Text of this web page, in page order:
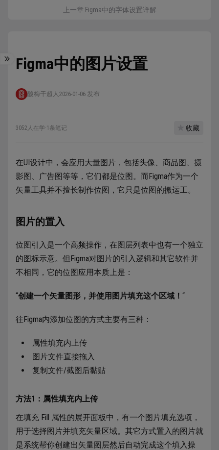
上一章 Figma中的字体设置详解
Figma中的图片设置
酸梅干超人 2026-01-06 发布
3052人在学·1条笔记 收藏
在UI设计中，会应用大量图片，包括头像、商品图、摄
影图、广告图等等，它们都是位图。而Figma作为一个
矢量工具并不擅长制作位图，它只是位图的搬运工。
图片的置入
位图引入是一个高频操作，在图层列表中也有一个独立
的图标示意。但Figma对图片的引入逻辑和其它软件并
不相同，它的位图应用本质上是：
“创建一个矢量图形，并使用图片填充这个区域！ “
往Figma内添加位图的方式主要有三种：
属性填充内上传
图片文件直接拖入
复制文件/截图后黏贴
方法1：属性填充内上传
在填充 Fill 属性的展开面板中，有一个图片填充选项，
用于选择图片并填充矢量区域。其它方式置入的图片就
是系统帮你创建出矢量图层然后自动完成这个填入操